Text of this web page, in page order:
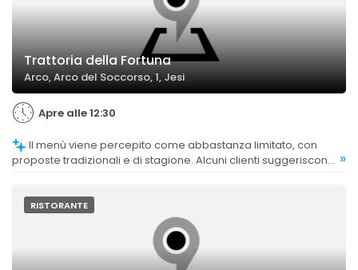
Trattoria della Fortuna
Arco, Arco del Soccorso, 1, Jesi
Apre alle 12:30
proposte tradizionali e di stagione. Alcuni clienti suggeriscono »
RISTORANTE